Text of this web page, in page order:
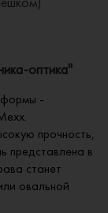
оптика"
формы -
прочность,
представлена в
станет
овальной